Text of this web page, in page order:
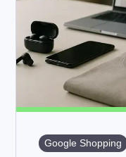
Google Shopping